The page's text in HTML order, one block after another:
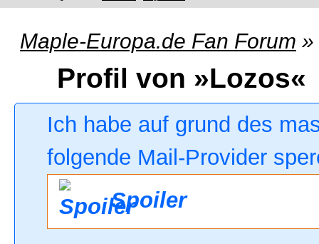
Maple-Europa.de Fan Forum »
Profil von »Lozos«
Ich habe auf grund des
folgende Mail-Provider
Spoiler